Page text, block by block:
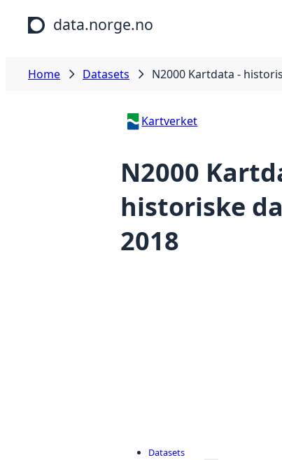
Skip to main content
data.norge.no
Home Datasets N2000 Kartdata -
Kartverket
N2000
historiske
2018
Datasets